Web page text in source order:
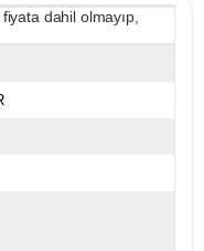
dahil olmayıp,